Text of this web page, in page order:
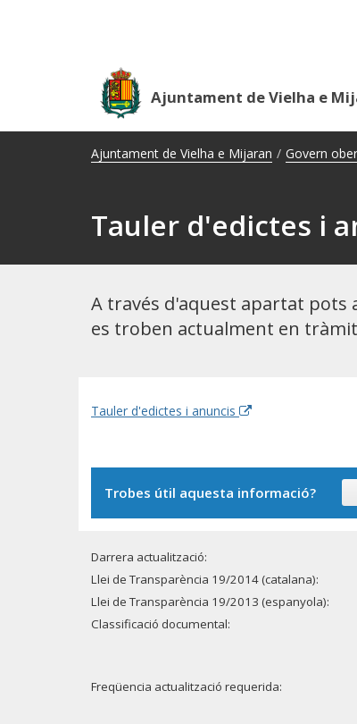
Ajuntament de Vielha e
Ajuntament de Vielha e Mijaran / Govern
Tauler d'edictes i
A través d'aquest apartat pots
es troben actualment en
Tauler d'edictes i anuncis
Trobes útil aquesta informació?
Darrera actualització:
Llei de Transparència 19/2014 (catalana):
Llei de Transparència 19/2013 (espanyola):
Classificació documental:
Freqüencia actualització requerida: